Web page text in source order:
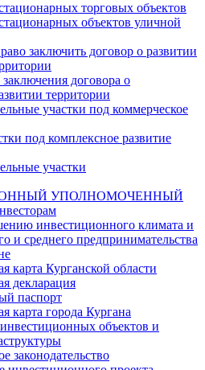
торговых объектов
объектов уличной
заключить договор о развитии
договора о
территории
участки под коммерческое
под комплексное развитие
участки
УПОЛНОМОЧЕННЫЙ
инвестиционного климата и
и среднего предпринимательства
карта Курганской области
декларация
паспорт
карта города Кургана
объектов и
законодательство